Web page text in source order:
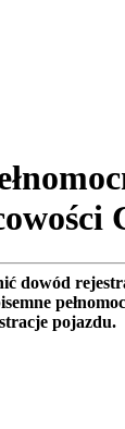
dowód
pojazdu.